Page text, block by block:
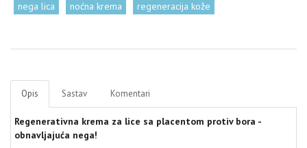
nega lica noćna krema regeneracija kože
Opis Sastav Komentari
Regenerativna krema za lice sa placentom protiv bora -
obnavljajuća nega!